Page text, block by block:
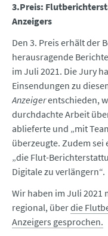
3.Preis:
Anzeigers
Den 3. Preis erhält der
herausragende
im Juli 2021. Die Jury
Einsendungen zu
Anzeigerentschieden,
durchdachte Arbeit
ablieferte und „mit
überzeugte. Zudem
„die Flut-
Digitale zu verlängern“.
Wir haben im Juli 2021
regional, überdie
Anzeigers gesprochen.